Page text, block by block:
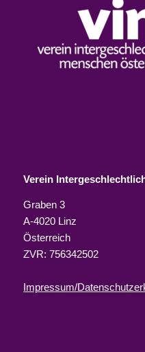
Verein
Graben 3
A-4020 Linz
Österreich
ZVR: 756342502
Impressum/